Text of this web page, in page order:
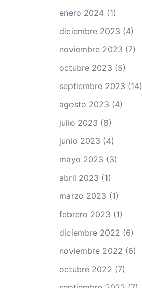
enero 2024 (1)
diciembre 2023 (4)
noviembre 2023 (7)
octubre 2023 (5)
septiembre 2023 (14)
agosto 2023 (4)
julio 2023 (8)
junio 2023 (4)
mayo 2023 (3)
abril 2023 (1)
marzo 2023 (1)
febrero 2023 (1)
diciembre 2022 (6)
noviembre 2022 (6)
octubre 2022 (7)